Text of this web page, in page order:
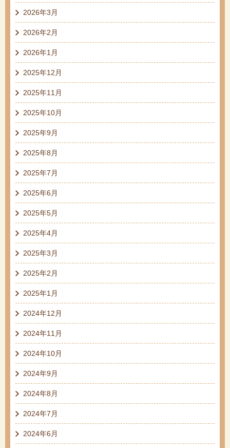
2026年3月
2026年2月
2026年1月
2025年12月
2025年11月
2025年10月
2025年9月
2025年8月
2025年7月
2025年6月
2025年5月
2025年4月
2025年3月
2025年2月
2025年1月
2024年12月
2024年11月
2024年10月
2024年9月
2024年8月
2024年7月
2024年6月